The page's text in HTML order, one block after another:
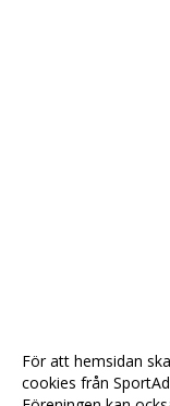
För att hemsidan
cookies från